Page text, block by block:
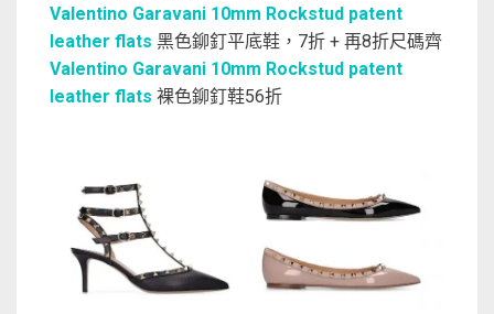
Valentino Garavani 10mm Rockstud patent
leather flats 黑色鉚釘平底鞋，7折 + 再8折尺碼齊
Valentino Garavani 10mm Rockstud patent
leather flats 裸色鉚釘鞋56折